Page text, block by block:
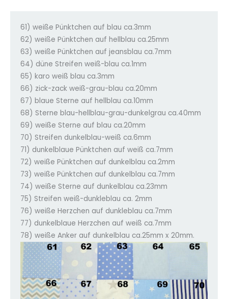
61) weiße Pünktchen auf blau ca.3mm
62) weiße Pünktchen auf hellblau ca.25mm
63) weiße Pünktchen auf jeansblau ca.7mm
64) düne Streifen weiß-blau ca.1mm
65) karo weiß blau ca.3mm
66) zick-zack weiß-grau-blau ca.20mm
67) blaue Sterne auf hellblau ca.10mm
68) Sterne blau-hellblau-grau-dunkelgrau ca.40mm
69) weiße Sterne auf blau ca.20mm
70) Streifen dunkelblau-weiß ca.6mm
71) dunkelblaue Pünktchen auf weiß ca.7mm
72) weiße Pünktchen auf dunkelblau ca.2mm
73) weiße Pünktchen auf dunkelblau ca.7mm
74) weiße Sterne auf dunkelblau ca.23mm
75) Streifen weiß-dunkleblau ca. 2mm
76) weiße Herzchen auf dunkleblau ca.7mm
77) dunkelblaue Herzchen auf weiß ca.7mm
78) weiße Anker auf dunkelblau ca.25mm x 20mm.